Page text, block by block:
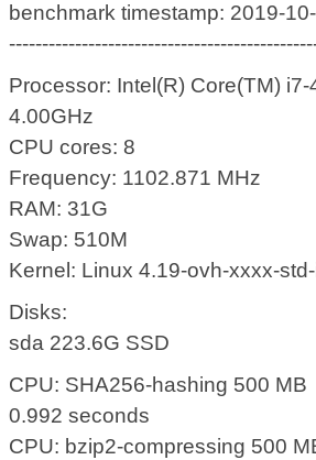
benchmark timestamp: 2019-
Processor: Intel(R) Core(TM)
4.00GHz
CPU cores: 8
Frequency: 1102.871 MHz
RAM: 31G
Swap: 510M
Kernel: Linux 4.19-ovh-xxxx-
Disks:
sda 223.6G SSD
CPU: SHA256-hashing 500 MB
0.992 seconds
CPU: bzip2-compressing 500